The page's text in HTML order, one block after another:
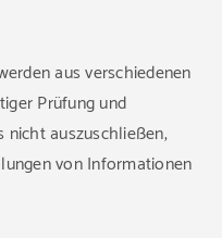
aus verschiedenen
Prüfung und
nicht auszuschließen,
von Informationen